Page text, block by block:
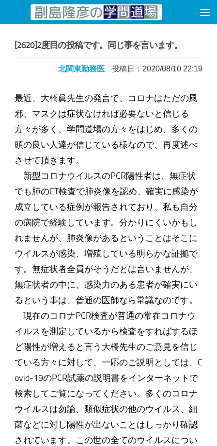
コンテンツへスキップ
[2620]2度目の投稿です。同じ事を言います。
北関東勤務医 投稿日：2020/08/10 22:19
最近、大橋眞先生の発言で、コロナはただの風
邪、マスクは症状なければ必要ないと信じる
方々が多く、学問道場の方々をはじめ、多くの
頭の良い人達が信じている様なので、再度述べ
させて頂きます。
新型コロナウイルスのPCR陽性者は、無症状
でも肺のCT検査で肺炎像を認め、確実に感染が
成立している症例が報告されており、私も自分
の病院で経験しています。分かりにくいかもし
れませんが、肺炎像があるということはそこに
ウイルスが感染、増殖している明らかな証拠で
す。無症状者全員がそうだとは言いませんが、
無症状者の中に、感染力のある患者が確実にい
るという事は、普通の医師なら常識なのです。
現在のコロナPCR検査が普通の常在コロナウ
イルスを測定しているから検査をすればするほ
ど陽性が増えると言う大橋先生のご意見を信じ
ている方々に対して、一応のご説明としては、C
ovid-19のPCR試薬の説明書をインターネットで
検索してご覧になってください。多くのコロナ
ウイルスは勿論、類似症状の他のウイルス、細
菌などに対し陽性が出ないことはしっかり確認
されています。この世の全てのウイルスについ